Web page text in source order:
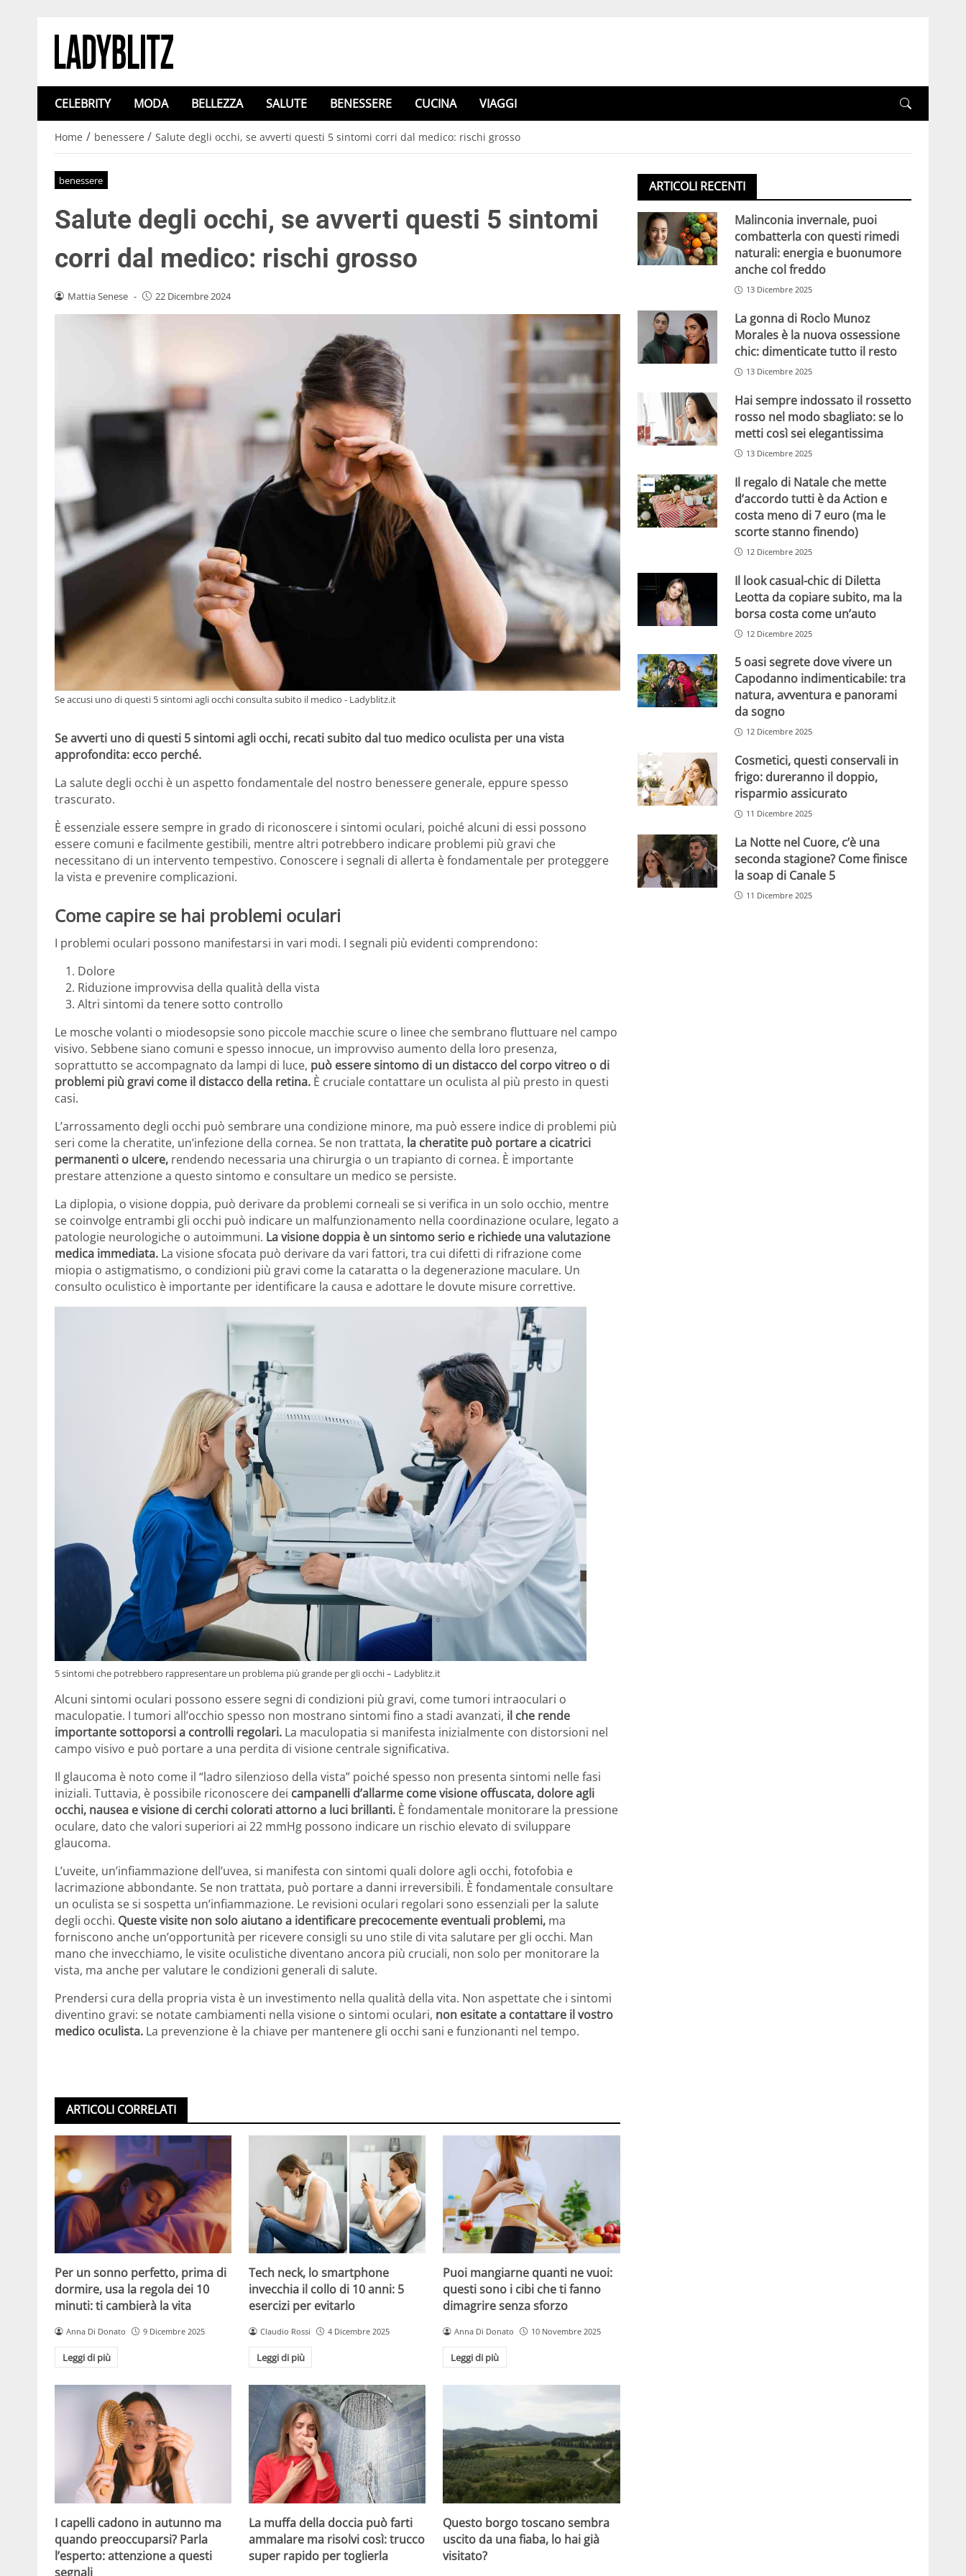
CELEBRITY MODA BELLEZZA SALUTE BENESSERE CUCINA VIAGGI
Home / benessere / Salute degli occhi, se avverti questi 5 sintomi corri dal medico: rischi grosso
benessere
Salute degli occhi, se avverti questi 5 sintomi
corri dal medico: rischi grosso
Mattia Senese - 22 Dicembre 2024
Se accusi uno di questi 5 sintomi agli occhi consulta subito il medico - Ladyblitz.it
Se avverti uno di questi 5 sintomi agli occhi, recati subito dal tuo medico oculista per una vista
approfondita: ecco perché.
La salute degli occhi è un aspetto fondamentale del nostro benessere generale, eppure spesso
trascurato.
È essenziale essere sempre in grado di riconoscere i sintomi oculari, poiché alcuni di essi possono
essere comuni e facilmente gestibili, mentre altri potrebbero indicare problemi più gravi che
necessitano di un intervento tempestivo. Conoscere i segnali di allerta è fondamentale per proteggere
la vista e prevenire complicazioni.
Come capire se hai problemi oculari
I problemi oculari possono manifestarsi in vari modi. I segnali più evidenti comprendono:
Dolore
Riduzione improvvisa della qualità della vista
Altri sintomi da tenere sotto controllo
Le mosche volanti o miodesopsie sono piccole macchie scure o linee che sembrano fluttuare nel campo
visivo. Sebbene siano comuni e spesso innocue, un improvviso aumento della loro presenza,
soprattutto se accompagnato da lampi di luce, può essere sintomo di un distacco del corpo vitreo o di
problemi più gravi come il distacco della retina. È cruciale contattare un oculista al più presto in questi
casi.
L’arrossamento degli occhi può sembrare una condizione minore, ma può essere indice di problemi più
seri come la cheratite, un’infezione della cornea. Se non trattata, la cheratite può portare a cicatrici
permanenti o ulcere, rendendo necessaria una chirurgia o un trapianto di cornea. È importante
prestare attenzione a questo sintomo e consultare un medico se persiste.
La diplopia, o visione doppia, può derivare da problemi corneali se si verifica in un solo occhio, mentre
se coinvolge entrambi gli occhi può indicare un malfunzionamento nella coordinazione oculare, legato a
patologie neurologiche o autoimmuni. La visione doppia è un sintomo serio e richiede una valutazione
medica immediata. La visione sfocata può derivare da vari fattori, tra cui difetti di rifrazione come
miopia o astigmatismo, o condizioni più gravi come la cataratta o la degenerazione maculare. Un
consulto oculistico è importante per identificare la causa e adottare le dovute misure correttive.
5 sintomi che potrebbero rappresentare un problema più grande per gli occhi – Ladyblitz.it
Alcuni sintomi oculari possono essere segni di condizioni più gravi, come tumori intraoculari o
maculopatie. I tumori all’occhio spesso non mostrano sintomi fino a stadi avanzati, il che rende
importante sottoporsi a controlli regolari. La maculopatia si manifesta inizialmente con distorsioni nel
campo visivo e può portare a una perdita di visione centrale significativa.
Il glaucoma è noto come il “ladro silenzioso della vista” poiché spesso non presenta sintomi nelle fasi
iniziali. Tuttavia, è possibile riconoscere dei campanelli d’allarme come visione offuscata, dolore agli
occhi, nausea e visione di cerchi colorati attorno a luci brillanti. È fondamentale monitorare la pressione
oculare, dato che valori superiori ai 22 mmHg possono indicare un rischio elevato di sviluppare
glaucoma.
L’uveite, un’infiammazione dell’uvea, si manifesta con sintomi quali dolore agli occhi, fotofobia e
lacrimazione abbondante. Se non trattata, può portare a danni irreversibili. È fondamentale consultare
un oculista se si sospetta un’infiammazione. Le revisioni oculari regolari sono essenziali per la salute
degli occhi. Queste visite non solo aiutano a identificare precocemente eventuali problemi, ma
forniscono anche un’opportunità per ricevere consigli su uno stile di vita salutare per gli occhi. Man
mano che invecchiamo, le visite oculistiche diventano ancora più cruciali, non solo per monitorare la
vista, ma anche per valutare le condizioni generali di salute.
Prendersi cura della propria vista è un investimento nella qualità della vita. Non aspettate che i sintomi
diventino gravi: se notate cambiamenti nella visione o sintomi oculari, non esitate a contattare il vostro
medico oculista. La prevenzione è la chiave per mantenere gli occhi sani e funzionanti nel tempo.
ARTICOLI CORRELATI
Per un sonno perfetto, prima di
dormire, usa la regola dei 10
minuti: ti cambierà la vita
Anna Di Donato 9 Dicembre 2025
Leggi di più
Tech neck, lo smartphone
invecchia il collo di 10 anni: 5
esercizi per evitarlo
Claudio Rossi 4 Dicembre 2025
Leggi di più
Puoi mangiarne quanti ne vuoi:
questi sono i cibi che ti fanno
dimagrire senza sforzo
Anna Di Donato 10 Novembre 2025
Leggi di più
I capelli cadono in autunno ma
quando preoccuparsi? Parla
l’esperto: attenzione a questi
segnali
La muffa della doccia può farti
ammalare ma risolvi così: trucco
super rapido per toglierla
Questo borgo toscano sembra
uscito da una fiaba, lo hai già
visitato?
ARTICOLI RECENTI
Malinconia invernale, puoi
combatterla con questi rimedi
naturali: energia e buonumore
anche col freddo
13 Dicembre 2025
La gonna di Rocìo Munoz
Morales è la nuova ossessione
chic: dimenticate tutto il resto
13 Dicembre 2025
Hai sempre indossato il rossetto
rosso nel modo sbagliato: se lo
metti così sei elegantissima
13 Dicembre 2025
Il regalo di Natale che mette
d’accordo tutti è da Action e
costa meno di 7 euro (ma le
scorte stanno finendo)
12 Dicembre 2025
Il look casual-chic di Diletta
Leotta da copiare subito, ma la
borsa costa come un’auto
12 Dicembre 2025
5 oasi segrete dove vivere un
Capodanno indimenticabile: tra
natura, avventura e panorami
da sogno
12 Dicembre 2025
Cosmetici, questi conservali in
frigo: dureranno il doppio,
risparmio assicurato
11 Dicembre 2025
La Notte nel Cuore, c’è una
seconda stagione? Come finisce
la soap di Canale 5
11 Dicembre 2025